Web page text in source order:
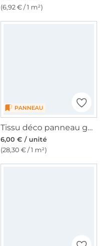
(6,92 € / 1 m²)
PANNEAU
Tissu déco panneau gobelin Chat Audrey Cat, 46 x 46 cm
6,00 € / unité
(28,30 € / 1 m²)